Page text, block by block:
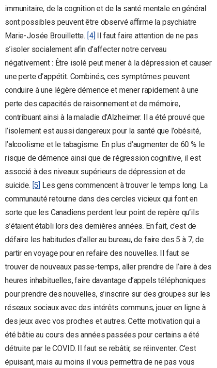
immunitaire, de la cognition et de la santé mentale en général
sont possibles peuvent être observé affirme la psychiatre
Marie-Josée Brouillette. [4] Il faut faire attention de ne pas
s’isoler socialement afin d’affecter notre cerveau
négativement : Être isolé peut mener à la dépression et causer
une perte d’appétit. Combinés, ces symptômes peuvent
conduire à une légère démence et mener rapidement à une
perte des capacités de raisonnement et de mémoire,
contribuant ainsi à la maladie d’Alzheimer. Il a été prouvé que
l’isolement est aussi dangereux pour la santé que l’obésité,
l’alcoolisme et le tabagisme. En plus d’augmenter de 60 % le
risque de démence ainsi que de régression cognitive, il est
associé à des niveaux supérieurs de dépression et de
suicide. [5] Les gens commencent à trouver le temps long. La
communauté retourne dans des cercles vicieux qui font en
sorte que les Canadiens perdent leur point de repère qu’ils
s’étaient établi lors des dernières années. En fait, c’est de
défaire les habitudes d’aller au bureau, de faire des 5 à 7, de
partir en voyage pour en refaire des nouvelles. Il faut se
trouver de nouveaux passe-temps, aller prendre de l’aire à des
heures inhabituelles, faire davantage d’appels téléphoniques
pour prendre des nouvelles, s’inscrire sur des groupes sur les
réseaux sociaux avec des intérêts communs, jouer en ligne à
des jeux avec vos proches et autres. Cette motivation qui a
été bâtie au cours des années passées pour certains a été
détruite par le COVID. Il faut se rebâtir, se réinventer. C’est
épuisant, mais au moins il vous permettra de ne pas vous